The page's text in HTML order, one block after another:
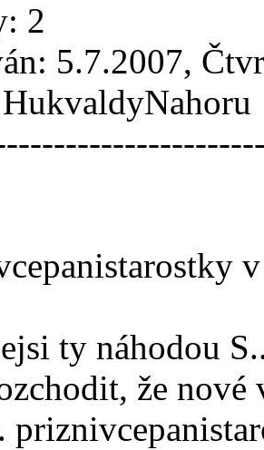
2
5.7.2007,
ty náhodou
že